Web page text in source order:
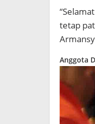
tetap
Anggota